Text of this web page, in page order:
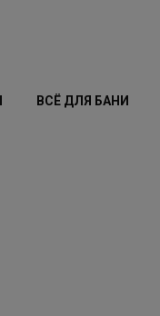
ВСЁ ДЛЯ БАНИ